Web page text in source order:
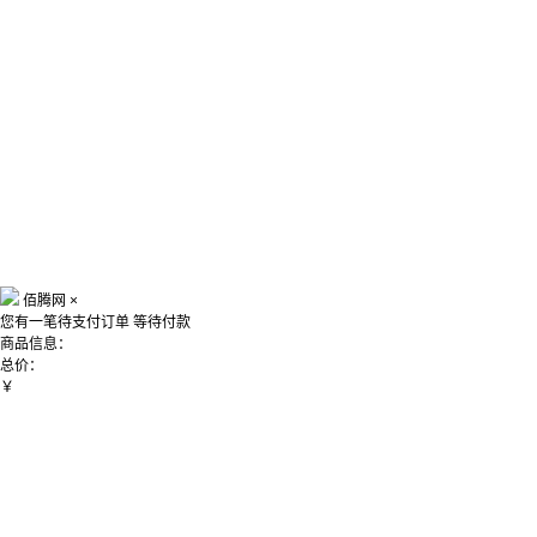
佰腾网 ×
您有一笔待支付订单 等待付款
商品信息：
总价：
￥